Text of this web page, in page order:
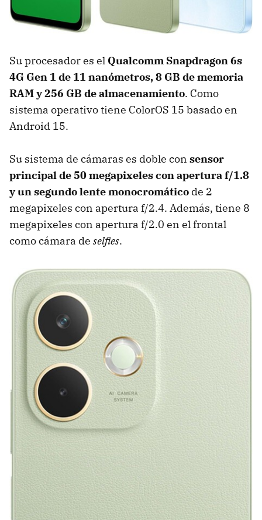
Su procesador es el Qualcomm Snapdragon 6s
4G Gen 1 de 11 nanómetros, 8 GB de memoria
RAM y 256 GB de almacenamiento. Como
sistema operativo tiene ColorOS 15 basado en
Android 15.
Su sistema de cámaras es doble con sensor
principal de50 megapixeles con apertura f/1.8
y un segundo lente monocromático de 2
megapixeles con apertura f/2.4. Además, tiene 8
megapixeles con apertura f/2.0 en el frontal
como cámara de selfies.